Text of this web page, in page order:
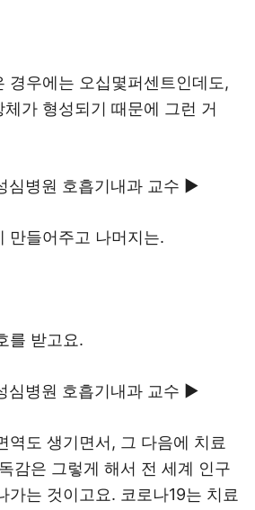
경우에는 오십몇퍼센트인데도,
가 형성되기 때문에 그런 거
심병원 호흡기내과 교수 ▶
만들어주고 나머지는.
를 받고요.
심병원 호흡기내과 교수 ▶
역도 생기면서, 그 다음에 치료
감은 그렇게 해서 전 세계 인구
가는 것이고요. 코로나19는 치료